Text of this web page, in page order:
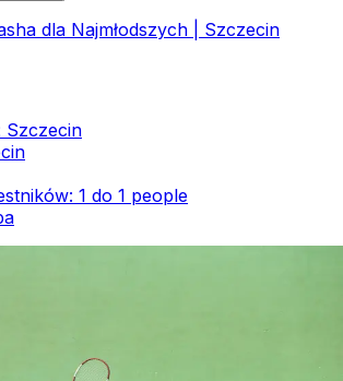
dla Najmłodszych | Szczecin
Szczecin
1 do 1 people